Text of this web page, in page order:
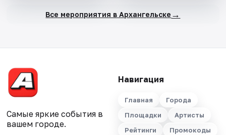
Все мероприятия в Архангельске →
Самые яркие события в
вашем городе.
Навигация
Главная
Города
Площадки
Артисты
Рейтинги
Промокоды